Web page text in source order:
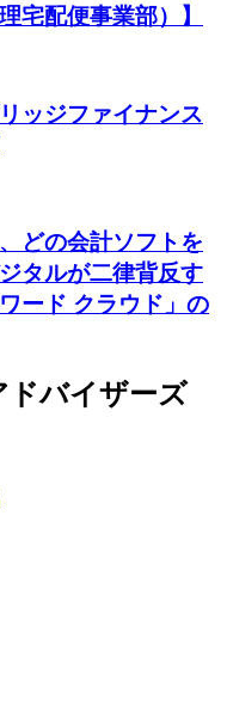
宅配便事業部）】
ッジファイナンス
どの会計ソフトを
タルが二律背反す
ード クラウド」の
ドバイザーズ